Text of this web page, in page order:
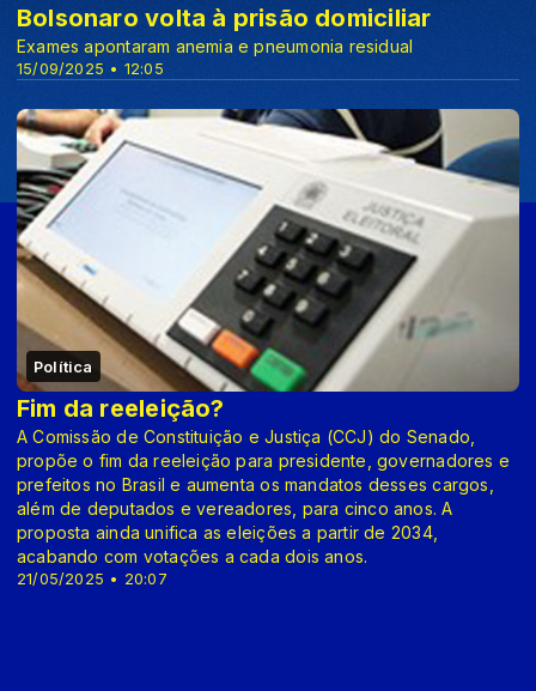
15/09/2025 • 12:05
Bolsonaro volta à prisão domiciliar
Exames apontaram anemia e pneumonia residual
Política
21/05/2025 • 20:07
Fim da reeleição?
A Comissão de Constituição e Justiça (CCJ) do Senado,
propõe o fim da reeleição para presidente, governadores e
prefeitos no Brasil e aumenta os mandatos desses cargos,
além de deputados e vereadores, para cinco anos. A
proposta ainda unifica as eleições a partir de 2034,
acabando com votações a cada dois anos.